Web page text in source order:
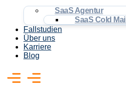
SaaS Agentur
SaaS Cold
Fallstudien
Über uns
Karriere
Blog